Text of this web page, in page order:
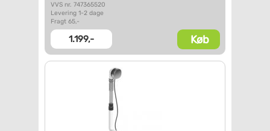
VVS nr. 747365520
Levering 1-2 dage
Fragt 65,-
1.199,- Køb